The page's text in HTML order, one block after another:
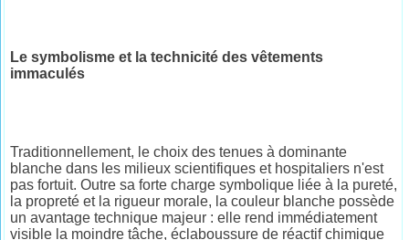
Le symbolisme et la technicité des vêtements
immaculés
Traditionnellement, le choix des tenues à dominante
blanche dans les milieux scientifiques et hospitaliers n'est
pas fortuit. Outre sa forte charge symbolique liée à la pureté,
la propreté et la rigueur morale, la couleur blanche possède
un avantage technique majeur : elle rend immédiatement
visible la moindre tâche, éclaboussure de réactif chimique